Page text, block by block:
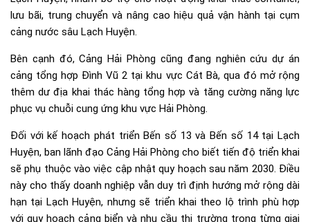
lưu bãi, trung chuyển và nâng cao hiệu quả vận hành tại cụm
cảng nước sâu Lạch Huyện.
Bên cạnh đó, Cảng Hải Phòng cũng đang nghiên cứu dự án
cảng tổng hợp Đình Vũ 2 tại khu vực Cát Bà, qua đó mở rộng
thêm dư địa khai thác hàng tổng hợp và tăng cường năng lực
phục vụ chuỗi cung ứng khu vực Hải Phòng.
Đối với kế hoạch phát triển Bến số 13 và Bến số 14 tại Lạch
Huyện, ban lãnh đạo Cảng Hải Phòng cho biết tiến độ triển khai
sẽ phụ thuộc vào việc cập nhật quy hoạch sau năm 2030. Điều
này cho thấy doanh nghiệp vẫn duy trì định hướng mở rộng dài
hạn tại Lạch Huyện, nhưng sẽ triển khai theo lộ trình phù hợp
với quy hoạch cảng biển và nhu cầu thị trường trong từng giai